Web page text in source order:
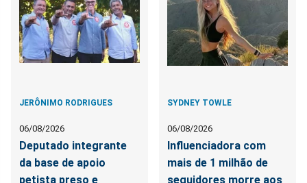
JERÔNIMO RODRIGUES
06/08/2026
Deputado integrante
da base de apoio
petista preso e
SYDNEY TOWLE
06/08/2026
Influenciadora com
mais de 1 milhão de
seguidores morre aos